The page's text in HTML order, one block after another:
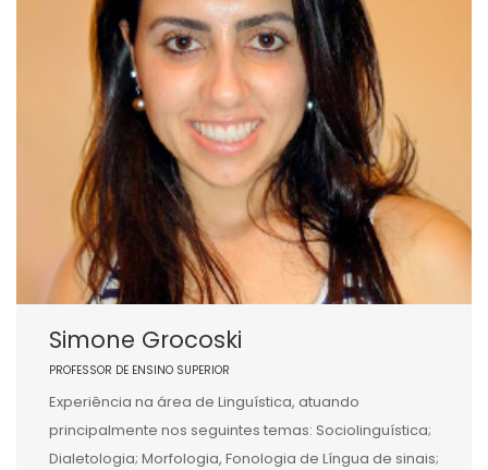
Simone Grocoski
PROFESSOR DE ENSINO SUPERIOR
Experiência na área de Linguística, atuando
principalmente nos seguintes temas: Sociolinguística;
Dialetologia; Morfologia, Fonologia de Língua de sinais;